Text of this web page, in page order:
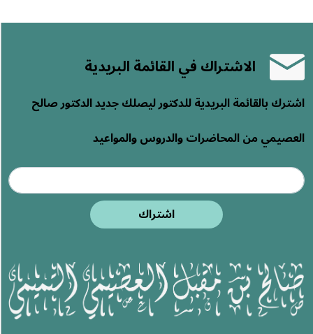
الاشتراك في القائمة البريدية
اشترك بالقائمة البريدية للدكتور ليصلك جديد الدكتور صالح
العصيمي من المحاضرات والدروس والمواعيد
اشتراك